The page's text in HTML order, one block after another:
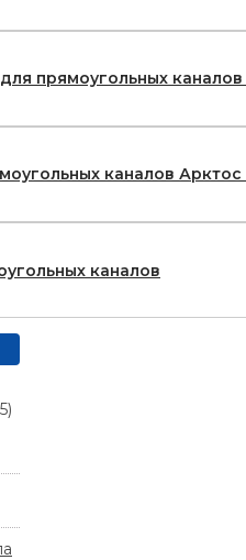
прямоугольных
каналов
каналов